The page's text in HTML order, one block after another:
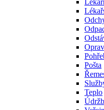
Pošta
Teplo